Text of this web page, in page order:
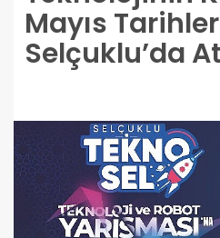
Mayıs
Selçuklu’da